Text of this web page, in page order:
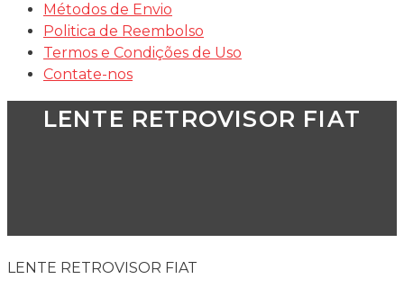
Métodos de Envio
Politica de Reembolso
Termos e Condições de Uso
Contate-nos
LENTE RETROVISOR FIAT
LENTE RETROVISOR FIAT